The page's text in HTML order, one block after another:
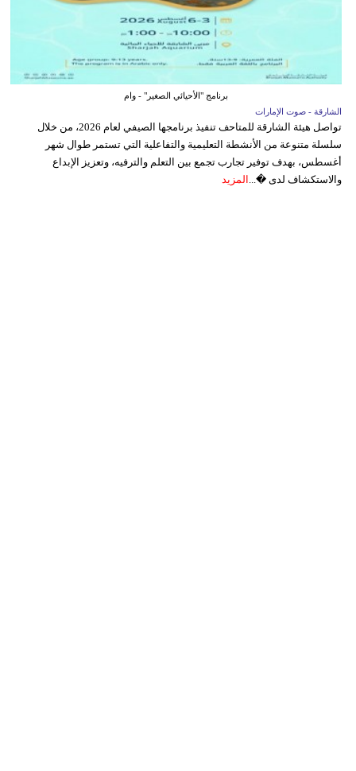
برنامج "الأحيائي الصغير" - وام
الشارقة - صوت الإمارات
تواصل هيئة الشارقة للمتاحف تنفيذ برنامجها الصيفي لعام 2026، من خلال
سلسلة متنوعة من الأنشطة التعليمية والتفاعلية التي تستمر طوال شهر
أغسطس، بهدف توفير تجارب تجمع بين التعلم والترفيه، وتعزيز الإبداع
والاستكشاف لدى �... المزيد